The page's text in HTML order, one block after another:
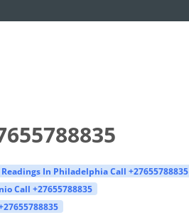
In Philadelphia Call +27655788835
Call +27655788835